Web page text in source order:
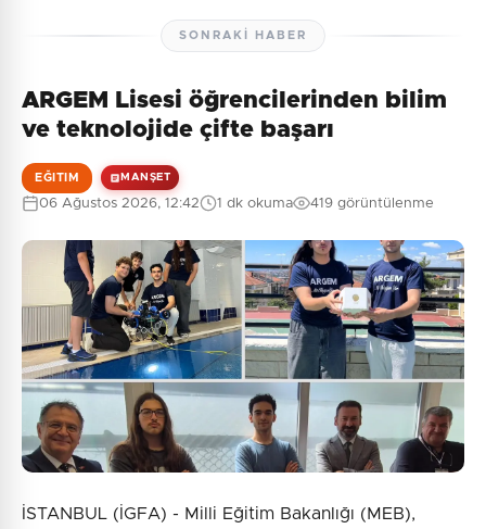
SONRAKI HABER
ARGEM Lisesi öğrencilerinden bilim
ve teknolojide çifte başarı
EĞITIM MANŞET
06 Ağustos 2026, 12:42 1 dk okuma 419 görüntülenme
İSTANBUL (İGFA) - Milli Eğitim Bakanlığı (MEB),